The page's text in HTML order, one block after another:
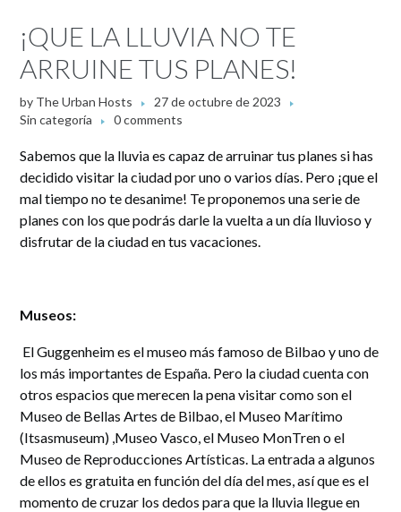
¡QUE LA LLUVIA NO TE
ARRUINE TUS PLANES!
by The Urban Hosts
27 de octubre de 2023
Sin categoría
0 comments
Sabemos que la lluvia es capaz de arruinar tus planes si has
decidido visitar la ciudad por uno o varios días. Pero ¡que el
mal tiempo no te desanime! Te proponemos una serie de
planes con los que podrás darle la vuelta a un día lluvioso y
disfrutar de la ciudad en tus vacaciones.
Museos:
El Guggenheim es el museo más famoso de Bilbao y uno de
los más importantes de España. Pero la ciudad cuenta con
otros espacios que merecen la pena visitar como son el
Museo de Bellas Artes de Bilbao, el Museo Marítimo
(Itsasmuseum) ,Museo Vasco, el Museo MonTren o el
Museo de Reproducciones Artísticas. La entrada a algunos
de ellos es gratuita en función del día del mes, así que es el
momento de cruzar los dedos para que la lluvia llegue en